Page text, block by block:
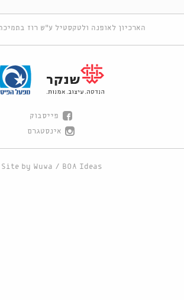
הארכיון לאופנה ולטקסטיל ע"ש רוז
פייסבוק
אינסטגרם
Site by Wuwa / BOA Ideas